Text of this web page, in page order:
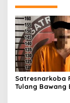
Satresnarkoba
Tulang Bawang